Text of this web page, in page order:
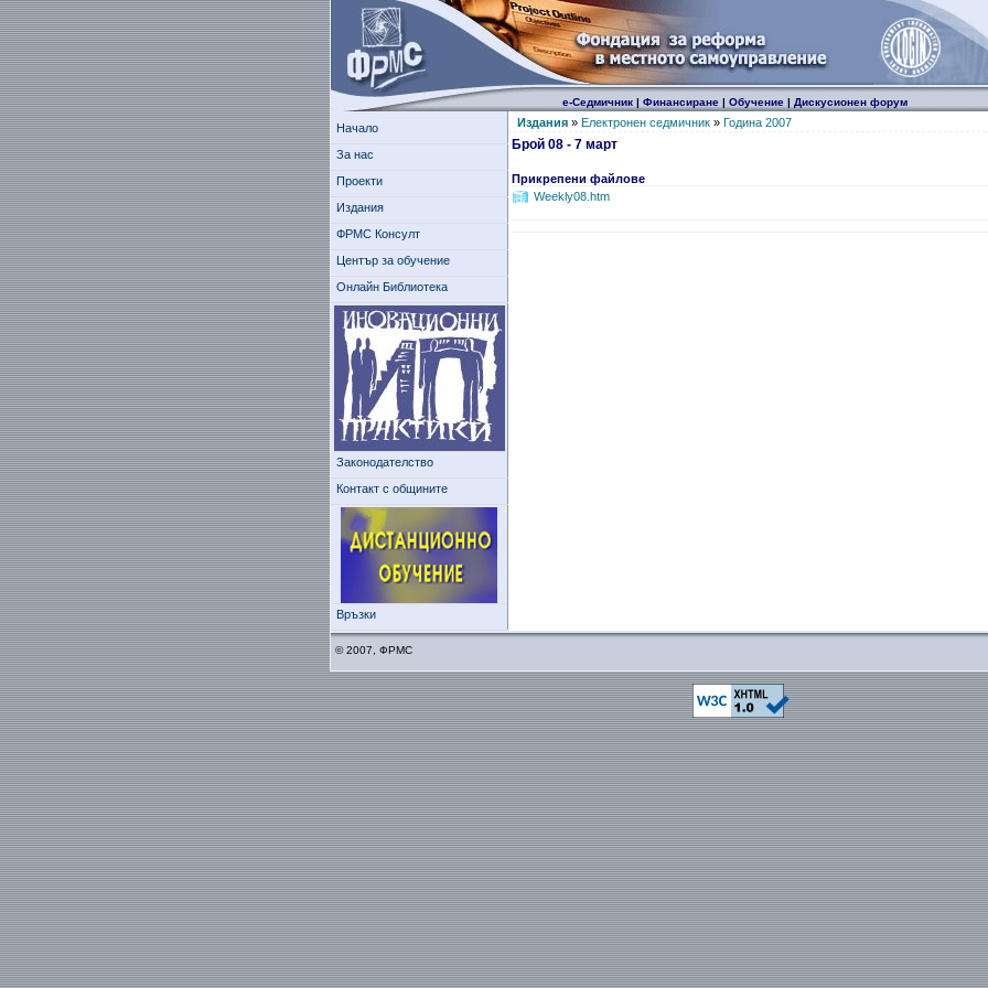
е-Седмичник| Финансиране| Обучение| Дискусионен форум
Начало
За нас
Проекти
Издания
ФРМС Консулт
Център за обучение
Онлайн Библиотека
Законодателство
Контакт с общините
Връзки
Издания» Електронен седмичник» Година 2007
Брой 08 - 7 март
Прикрепени файлове
Weekly08.htm
© 2007, ФРМС